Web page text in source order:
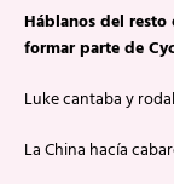
Háblanos del
formar parte de
Luke cantaba y
La China hacía